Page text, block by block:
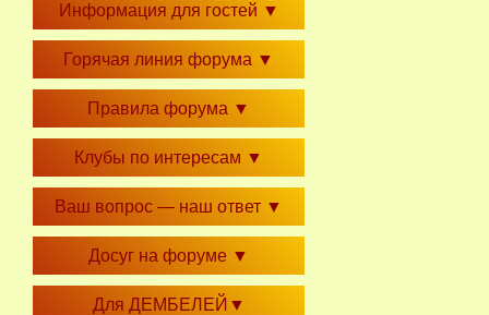
Информация для гостей ▼
Горячая линия форума ▼
Правила форума ▼
Клубы по интересам ▼
Ваш вопрос — наш ответ ▼
Досуг на форуме ▼
Для ДЕМБЕЛЕЙ ▼